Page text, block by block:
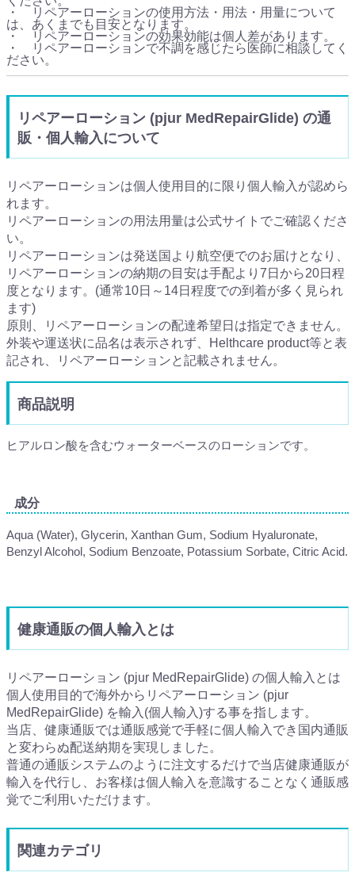
・ リペアーローションの使用方法・用法・用量について
は、あくまでも目安となります。
・ リペアーローションの効果効能は個人差があります。
・ リペアーローションで不調を感じたら医師に相談してく
ださい。
リペアーローション (pjur MedRepairGlide) の通
販・個人輸入について
リペアーローションは個人使用目的に限り個人輸入が認めら
れます。
リペアーローションの用法用量は公式サイトでご確認くださ
い。
リペアーローションは発送国より航空便でのお届けとなり、
リペアーローションの納期の目安は手配より7日から20日程
度となります。(通常10日～14日程度での到着が多く見られ
ます)
原則、リペアーローションの配達希望日は指定できません。
外装や運送状に品名は表示されず、Helthcare product等と表
記され、リペアーローションと記載されません。
商品説明
ヒアルロン酸を含むウォーターベースのローションです。
成分
Aqua (Water), Glycerin, Xanthan Gum, Sodium Hyaluronate,
Benzyl Alcohol, Sodium Benzoate, Potassium Sorbate, Citric Acid.
健康通販の個人輸入とは
リペアーローション (pjur MedRepairGlide) の個人輸入とは
個人使用目的で海外からリペアーローション (pjur
MedRepairGlide) を輸入(個人輸入)する事を指します。
当店、健康通販では通販感覚で手軽に個人輸入でき国内通販
と変わらぬ配送納期を実現しました。
普通の通販システムのように注文するだけで当店健康通販が
輸入を代行し、お客様は個人輸入を意識することなく通販感
覚でご利用いただけます。
関連カテゴリ